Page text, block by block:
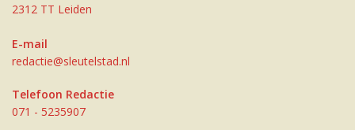
2312 TT Leiden
E-mail
redactie@sleutelstad.nl
Telefoon Redactie
071 - 5235907